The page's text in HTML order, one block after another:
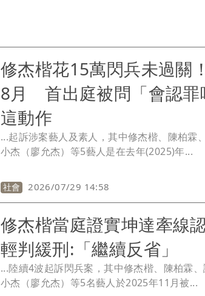
修杰楷花15萬閃兵未過關
8月 首出庭被問「會認罪
這動作
...起訴涉案藝人及素人，其中修杰楷、陳柏霖
小杰（廖允杰）等5藝人是在去年(2025)年...
社會 2026/07/29 14:58
修杰楷當庭證實坤達牽線
輕判緩刑:「繼續反省」
...陸續4波起訴閃兵案，其中修杰楷、陳柏霖
小杰（廖允杰）等5名藝人於2025年11月被...